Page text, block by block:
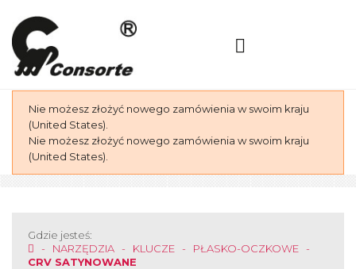
Nie możesz złożyć nowego zamówienia w swoim kraju
(United States).
Nie możesz złożyć nowego zamówienia w swoim kraju
(United States).
Gdzie jesteś:
NARZĘDZIA
KLUCZE
PŁASKO-OCZKOWE
CRV SATYNOWANE